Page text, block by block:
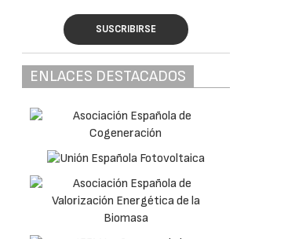
SUSCRIBIRSE
ENLACES DESTACADOS